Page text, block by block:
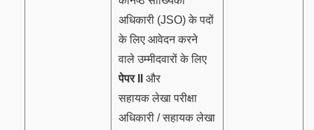
अधिकारी (JSO) के पदों
के लिए आवेदन करने
वाले उम्मीदवारों के लिए
पेपर II
और
सहायक लेखा परीक्षा
अधिकारी / सहायक लेखा